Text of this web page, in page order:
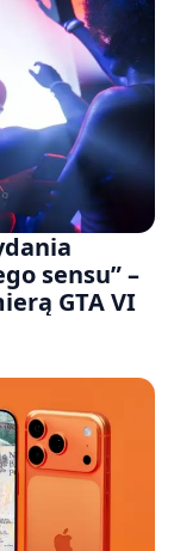
sensu” –
GTA VI